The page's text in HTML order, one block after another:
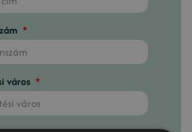
város